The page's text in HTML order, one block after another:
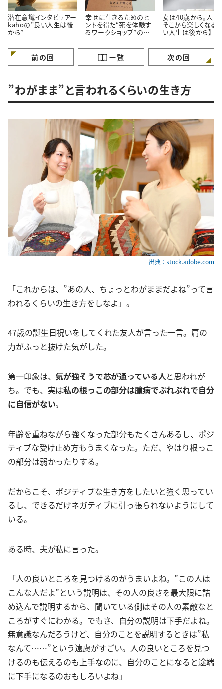
潜在意識インタビュアー
kahoの”良い人生は後
から”
幸せに生きるためのヒ
ントを得た“死を体験す
るワークショップ”の話
女は40歳から。人生
そこから楽しくなる。
い人生は後から】
前の回 一覧 次の回
”わがまま”と言われるくらいの生き方
出典：stock.adobe.com
「これからは、”あの人、ちょっとわがままだよね”って言
われるくらいの生き方をしなよ」。
47歳の誕生日祝いをしてくれた友人が言った一言。肩の
力がふっと抜けた気がした。
第一印象は、 気が強そうで芯が通っている人と思われが
ち。でも、実は私の根っこの部分は臆病でぶれぶれで自分
に自信がない。
年齢を重ねながら強くなった部分もたくさんあるし、ポジ
ティブな受け止め方もうまくなった。ただ、やはり根っこ
の部分は弱かったりする。
だからこそ、ポジティブな生き方をしたいと強く思ってい
るし、できるだけネガティブに引っ張られないようにして
いる。
ある時、夫が私に言った。
「人の良いところを見つけるのがうまいよね。”この人は
こんな人だよ”という説明は、その人の良さを最大限に詰
め込んで説明するから、聞いている側はその人の素敵なと
ころがすぐにわかる。でもさ、自分の説明は下手だよね。
無意識なんだろうけど、自分のことを説明するときは”私
なんて……”という遠慮がすごい。人の良いところを見つ
けるのも伝えるのも上手なのに、自分のことになると途端
に下手になるのおもしろいよね」